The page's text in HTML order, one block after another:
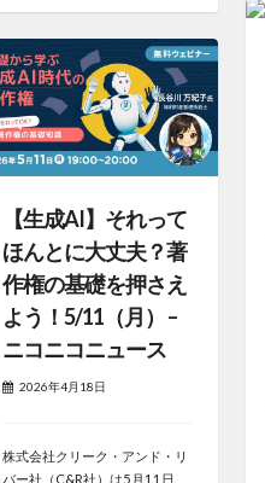
【生成AI】それって
ほんとに大丈夫？著
作権の基礎を押さえ
よう！5/11（月） –
ニコニコニュース
2026年4月18日
株式会社クリーク・アンド・リ
バー社（C&R社）は5月11日